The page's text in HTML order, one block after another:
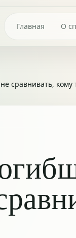
Главная О
сравнивать, кому